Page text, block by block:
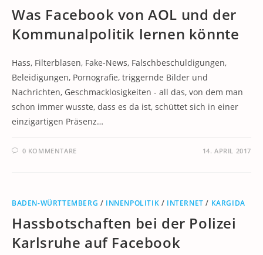
Was Facebook von AOL und der
Kommunalpolitik lernen könnte
Hass, Filterblasen, Fake-News, Falschbeschuldigungen,
Beleidigungen, Pornografie, triggernde Bilder und
Nachrichten, Geschmacklosigkeiten - all das, von dem man
schon immer wusste, dass es da ist, schüttet sich in einer
einzigartigen Präsenz…
0 KOMMENTARE 14. APRIL 2017
BADEN-WÜRTTEMBERG / INNENPOLITIK / INTERNET / KARGIDA
Hassbotschaften bei der Polizei
Karlsruhe auf Facebook